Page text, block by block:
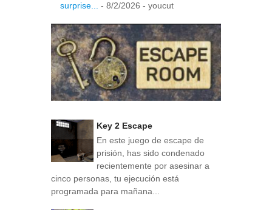
surprise...
- 8/2/2026 - youcut
Key 2 Escape
En este juego de escape de
prisión, has sido condenado
recientemente por asesinar a
cinco personas, tu ejecución está
programada para mañana...